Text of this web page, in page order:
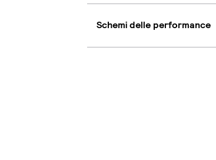
Schemi delle performance